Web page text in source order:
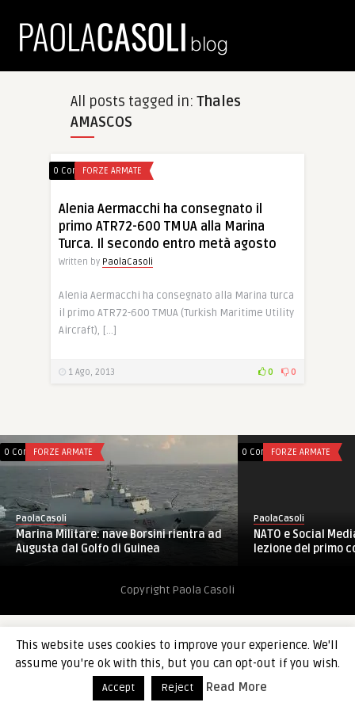
All posts tagged in: Thales
AMASCOS
0 CommentsFORZE ARMATE
Alenia Aermacchi ha consegnato il
primo ATR72-600 TMUA alla Marina
Turca. Il secondo entro metà agosto
Written by PaolaCasoli
Alenia Aermacchi ha consegnato alla Marina turca
il primo ATR72-600 TMUA (Turkish Maritime Utility
Aircraft), […]
1 Ago, 2013 0 0
0 CommentsFORZE ARMATE
PaolaCasoli
Marina Militare: nave Borsini rientra ad
Augusta dal Golfo di Guinea
0 CommentsFORZE ARMATE
PaolaCasoli
NATO e Social
lezione del primo
Copyright Paola Casoli
This website uses cookies to improve your experience. We'll
assume you're ok with this, but you can opt-out if you wish.
Accept Reject Read More